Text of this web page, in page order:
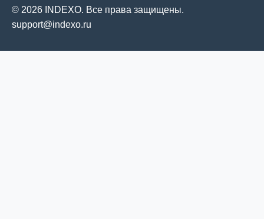
© 2026 INDEXO. Все права защищены.
support@indexo.ru